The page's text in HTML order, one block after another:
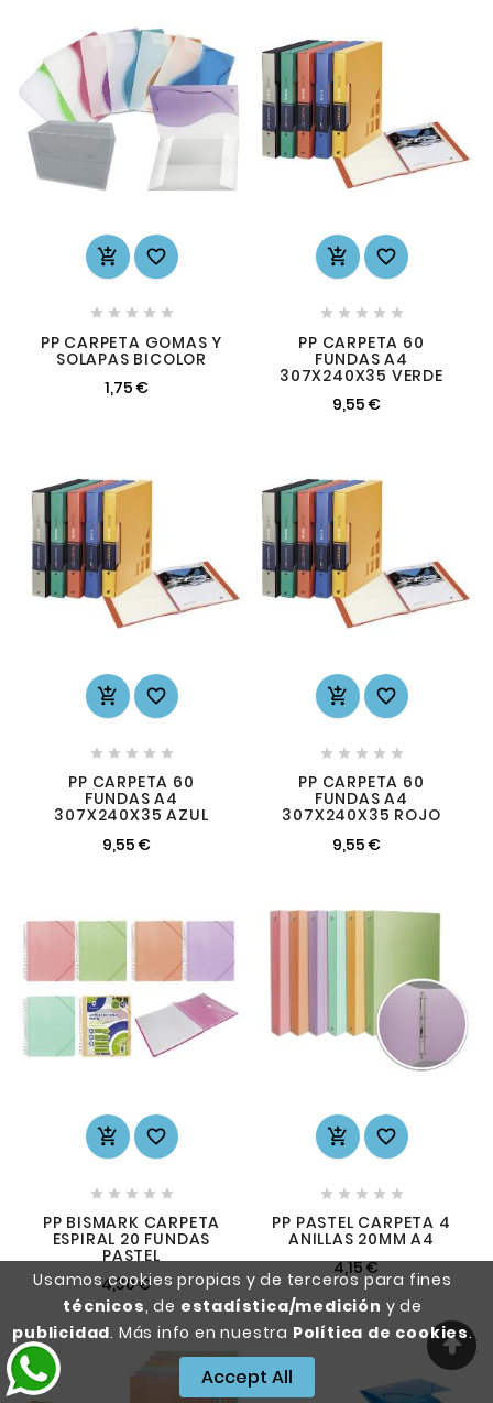
Usamos cookies propias y de terceros para fines
técnicos, de estadística/medición y de
publicidad. Más info en nuestra Política de cookies.
Accept All
 
    
PP CARPETA GOMAS Y
SOLAPAS BICOLOR
1,75 €
 
    
PP CARPETA 60
FUNDAS A4
307X240X35 VERDE
9,55 €
 
    
PP CARPETA 60
FUNDAS A4
307X240X35 AZUL
9,55 €
 
    
PP CARPETA 60
FUNDAS A4
307X240X35 ROJO
9,55 €
 
    
PP BISMARK CARPETA
ESPIRAL 20 FUNDAS
PASTEL
4,30 €
 
    
PP PASTEL CARPETA 4
ANILLAS 20MM A4
4,15 €